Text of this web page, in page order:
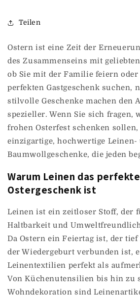
Teilen
Ostern ist eine Zeit der
des Zusammenseins mit
ob Sie mit der Familie feiern oder
perfekten Gastgeschenk suchen,
stilvolle Geschenke machen den
spezieller. Wenn Sie sich fragen,
frohen Osterfest schenken
einzigartige, hochwertige Leinen-
Baumwollgeschenke, die jeden
Warum Leinen das perfekte
Ostergeschenk ist
Leinen ist ein zeitloser Stoff, der
Haltbarkeit und
Da Ostern ein Feiertag ist, der
der Wiedergeburt verbunden ist,
Leinentextilien perfekt als
Von Küchenutensilien bis hin zu
Wohndekoration sind